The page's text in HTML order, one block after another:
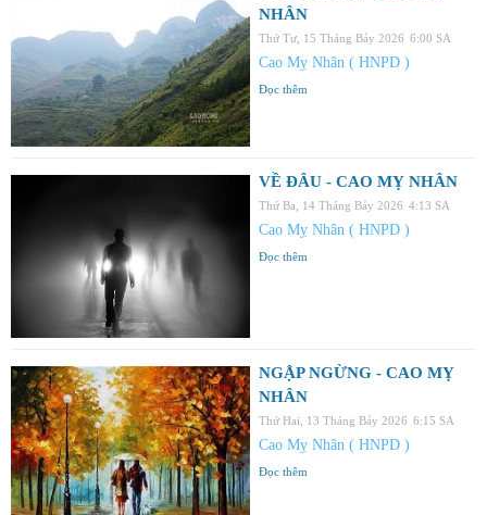
NHÂN
Thứ Tư, 15 Tháng Bảy 2026 6:00 SA
Cao Mỵ Nhân ( HNPD )
Đọc thêm
VỀ ĐÂU - CAO MỴ NHÂN
Thứ Ba, 14 Tháng Bảy 2026 4:13 SA
Cao Mỵ Nhân ( HNPD )
Đọc thêm
NGẬP NGỪNG - CAO MỴ
NHÂN
Thứ Hai, 13 Tháng Bảy 2026 6:15 SA
Cao Mỵ Nhân ( HNPD )
Đọc thêm